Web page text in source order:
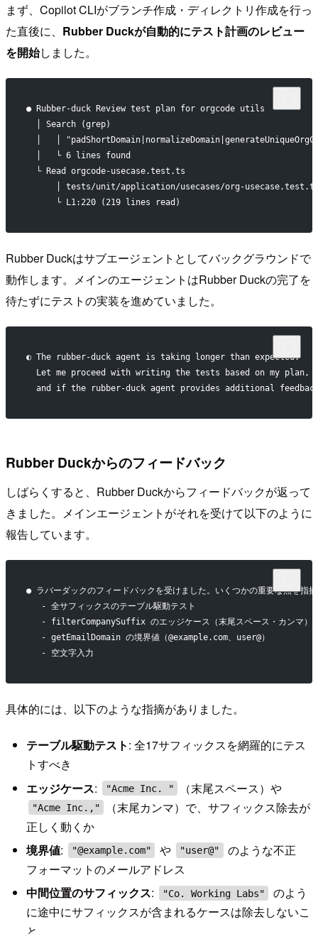
まず、Copilot CLIがブランチ作成・ディレクトリ作成を行っ
た直後に、 Rubber Duckが自動的にテスト計画のレビュー
を開始しました。
● Rubber-duck Review test plan for orgcode utils
  │ Search (grep)
│   │
  │   └ 6 lines found
  └ Read orgcode-usecase.test.ts
│ tests/unit/application/usecases/org-
      └ L1:220 (219 lines read)
Rubber Duckはサブエージェントとしてバックグラウンドで
動作します。メインのエージェントはRubber Duckの完了を
待たずにテストの実装を進めていました。
◐ The rubber-duck agent is taking longer than expected.
  Let me proceed with writing the tests based on my plan,
and if the rubber-duck agent provides additional
Rubber Duckからのフィードバック
しばらくすると、Rubber Duckからフィードバックが返って
きました。メインエージェントがそれを受けて以下のように
報告しています。
● ラバーダックのフィードバックを受けました。いくつかの重要な点を指
   - 全サフィックスのテーブル駆動テスト
   - filterCompanySuffix のエッジケース（末尾スペース・カンマ）
   - getEmailDomain の境界値（@example.com、user@）
   - 空文字入力
具体的には、以下のような指摘がありました。
テーブル駆動テスト: 全17サフィックスを網羅的にテス
トすべき
エッジケース: "Acme Inc. " （末尾スペース）や
"Acme Inc.,"
（末尾カンマ）で、サフィックス除去が
正しく動くか
境界値: "@example.com" や "user@"
のような不正
フォーマットのメールアドレス
中間位置のサフィックス: "Co. Working Labs"
のよう
に途中にサフィックスが含まれるケースは除去しないこ